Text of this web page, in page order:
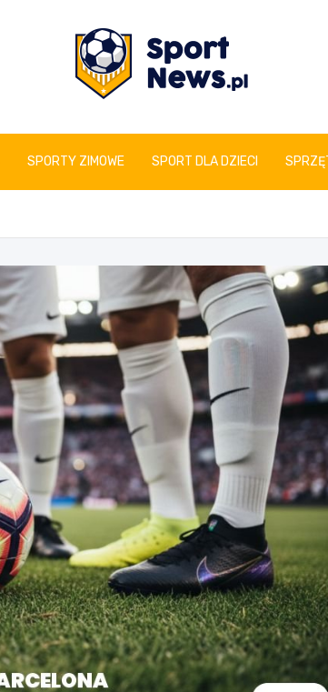
SPORTY ZIMOWE SPORT DLA DZIECI